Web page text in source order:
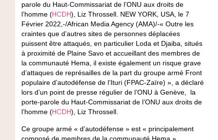
parole du Haut-Commissariat de l’ONU aux droits de
l’homme (HCDH), Liz Throssell. NEW YORK, USA, le 7
Février 2022,-/African Media Agency (AMA)/-« Outre les
craintes que d’autres sites de personnes déplacées
puissent être attaqués, en particulier Loda et Djaiba, situés
à proximité de Plaine Savo et accueillant des membres de
la communauté Hema, il existe également un risque grave
d’attaques de représailles de la part du groupe armé Front
populaire d’autodéfense de l’Ituri (FPAC-Zaïre) », a déclaré
lors d’un point de presse régulier de l’ONU à Genève, la
porte-parole du Haut-Commissariat de l’ONU aux droits de
l’homme (HCDH), Liz Throssell.
Ce groupe armé « d’autodéfense » est « principalement
composé de membres de la communauté Hema ».